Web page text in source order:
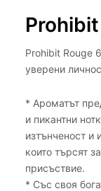
Prohibit Rouge
уверени
* Ароматът
и пикантни
изтънченост и
които търсят
присъствие.
* Със своя